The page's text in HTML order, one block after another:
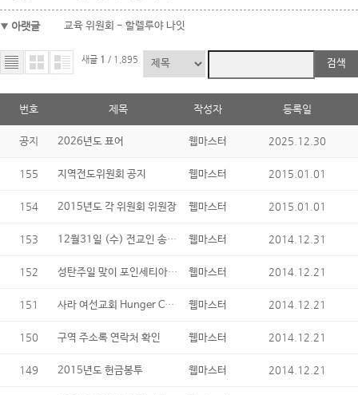
아랫글 교육 위원회 - 할렐루야 나잇
새글 1 / 1,895 검색
번호 제목 작성자 등록일
공지 2026년도 표어 웹마스터 2025.12.30
155 지역전도위원회 공지 웹마스터 2015.01.01
154 2015년도 각 위원회 위원장 웹마스터 2015.01.01
153 12월31일 (수) 전교인 송년잔치 및 송구영신 예배 웹마스터 2014.12.31
152 성탄주일 맞이 포인세티아 기증 웹마스터 2014.12.21
151 사라 여선교회 Hunger Center 봉사자 & 다과/헌화 Sign-up 웹마스터 2014.12.21
150 구역 주소록 연락처 확인 웹마스터 2014.12.21
149 2015년도 헌금봉투 웹마스터 2014.12.21